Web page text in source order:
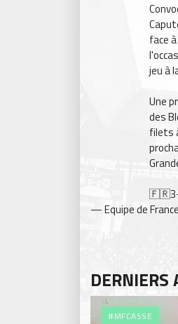
face
jeu à
Une
des
filets
— Equipe de
DERNIERS
#MFCASSE